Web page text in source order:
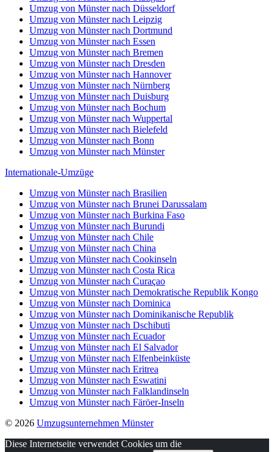
Umzug von Münster nach Düsseldorf
Umzug von Münster nach Leipzig
Umzug von Münster nach Dortmund
Umzug von Münster nach Essen
Umzug von Münster nach Bremen
Umzug von Münster nach Dresden
Umzug von Münster nach Hannover
Umzug von Münster nach Nürnberg
Umzug von Münster nach Duisburg
Umzug von Münster nach Bochum
Umzug von Münster nach Wuppertal
Umzug von Münster nach Bielefeld
Umzug von Münster nach Bonn
Umzug von Münster nach Münster
Internationale-Umzüge
Umzug von Münster nach Brasilien
Umzug von Münster nach Brunei Darussalam
Umzug von Münster nach Burkina Faso
Umzug von Münster nach Burundi
Umzug von Münster nach Chile
Umzug von Münster nach China
Umzug von Münster nach Cookinseln
Umzug von Münster nach Costa Rica
Umzug von Münster nach Curaçao
Umzug von Münster nach Demokratische Republik Kongo
Umzug von Münster nach Dominica
Umzug von Münster nach Dominikanische Republik
Umzug von Münster nach Dschibuti
Umzug von Münster nach Ecuador
Umzug von Münster nach El Salvador
Umzug von Münster nach Elfenbeinküste
Umzug von Münster nach Eritrea
Umzug von Münster nach Eswatini
Umzug von Münster nach Falklandinseln
Umzug von Münster nach Färöer-Inseln
© 2026 Umzugsunternehmen Münster
Diese Internetseite verwendet Cookies um die